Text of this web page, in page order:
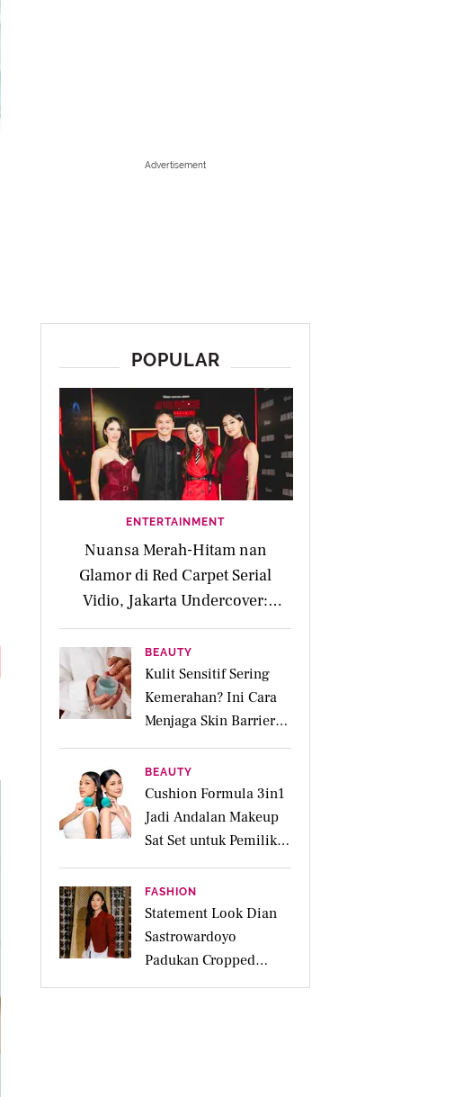
Advertisement
POPULAR
ENTERTAINMENT
Nuansa Merah-Hitam nan
Glamor di Red Carpet Serial
Vidio, Jakarta Undercover:
Members Only
BEAUTY
Kulit Sensitif Sering
Kemerahan? Ini Cara
Menjaga Skin Barrier
agar Tetap Tenang
BEAUTY
Cushion Formula 3in1
Jadi Andalan Makeup
Sat Set untuk Pemilik
Kulit Acne Prone
FASHION
Statement Look Dian
Sastrowardoyo
Padukan Cropped
Beskap dan Ripped